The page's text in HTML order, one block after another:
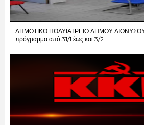
ΔΗΜΟΤΙΚΟ ΠΟΛΥΪΑΤΡΕΙΟ ΔΗΜΟΥ ΔΙΟΝΥΣΟΥ:
πρόγραμμα από 31/1 έως και 3/2